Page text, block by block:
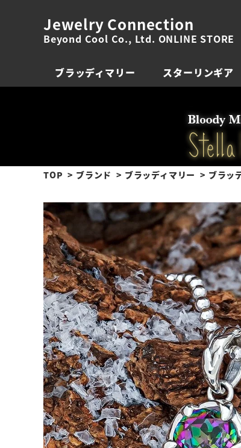
Jewelry Connection
Beyond Cool Co., Ltd. ONLINE STORE
ブラッディマリー スターリンギア
TOP ブランド ブラッディマリー ブラッ